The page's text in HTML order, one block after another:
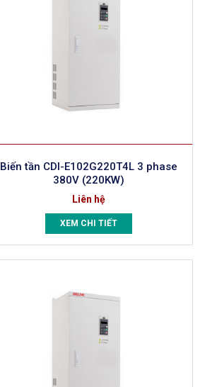
Biến tần CDI-E102G220T4L 3 phase
380V (220KW)
Liên hệ
XEM CHI TIẾT